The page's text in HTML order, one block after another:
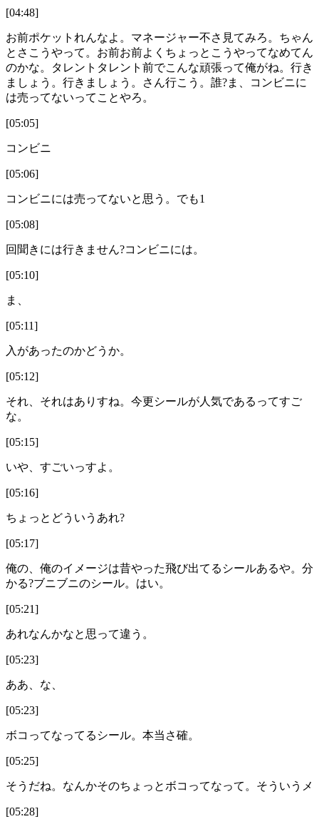
[04:48]
お前ポケットれんなよ。マネージャー不さ見てみろ。ちゃん
とさこうやって。お前お前よくちょっとこうやってなめてん
のかな。タレントタレント前でこんな頑張って俺がね。行き
ましょう。行きましょう。さん行こう。誰?ま、コンビニに
は売ってないってことやろ。
[05:05]
コンビニ
[05:06]
コンビニには売ってないと思う。でも1
[05:08]
回聞きには行きません?コンビニには。
[05:10]
ま、
[05:11]
入があったのかどうか。
[05:12]
それ、それはありすね。今更シールが人気であるってすご
な。
[05:15]
いや、すごいっすよ。
[05:16]
ちょっとどういうあれ?
[05:17]
俺の、俺のイメージは昔やった飛び出てるシールあるや。分
かる?ブニブニのシール。はい。
[05:21]
あれなんかなと思って違う。
[05:23]
ああ、な、
[05:23]
ボコってなってるシール。本当さ確。
[05:25]
そうだね。なんかそのちょっとボコってなって。そういうメ
[05:28]